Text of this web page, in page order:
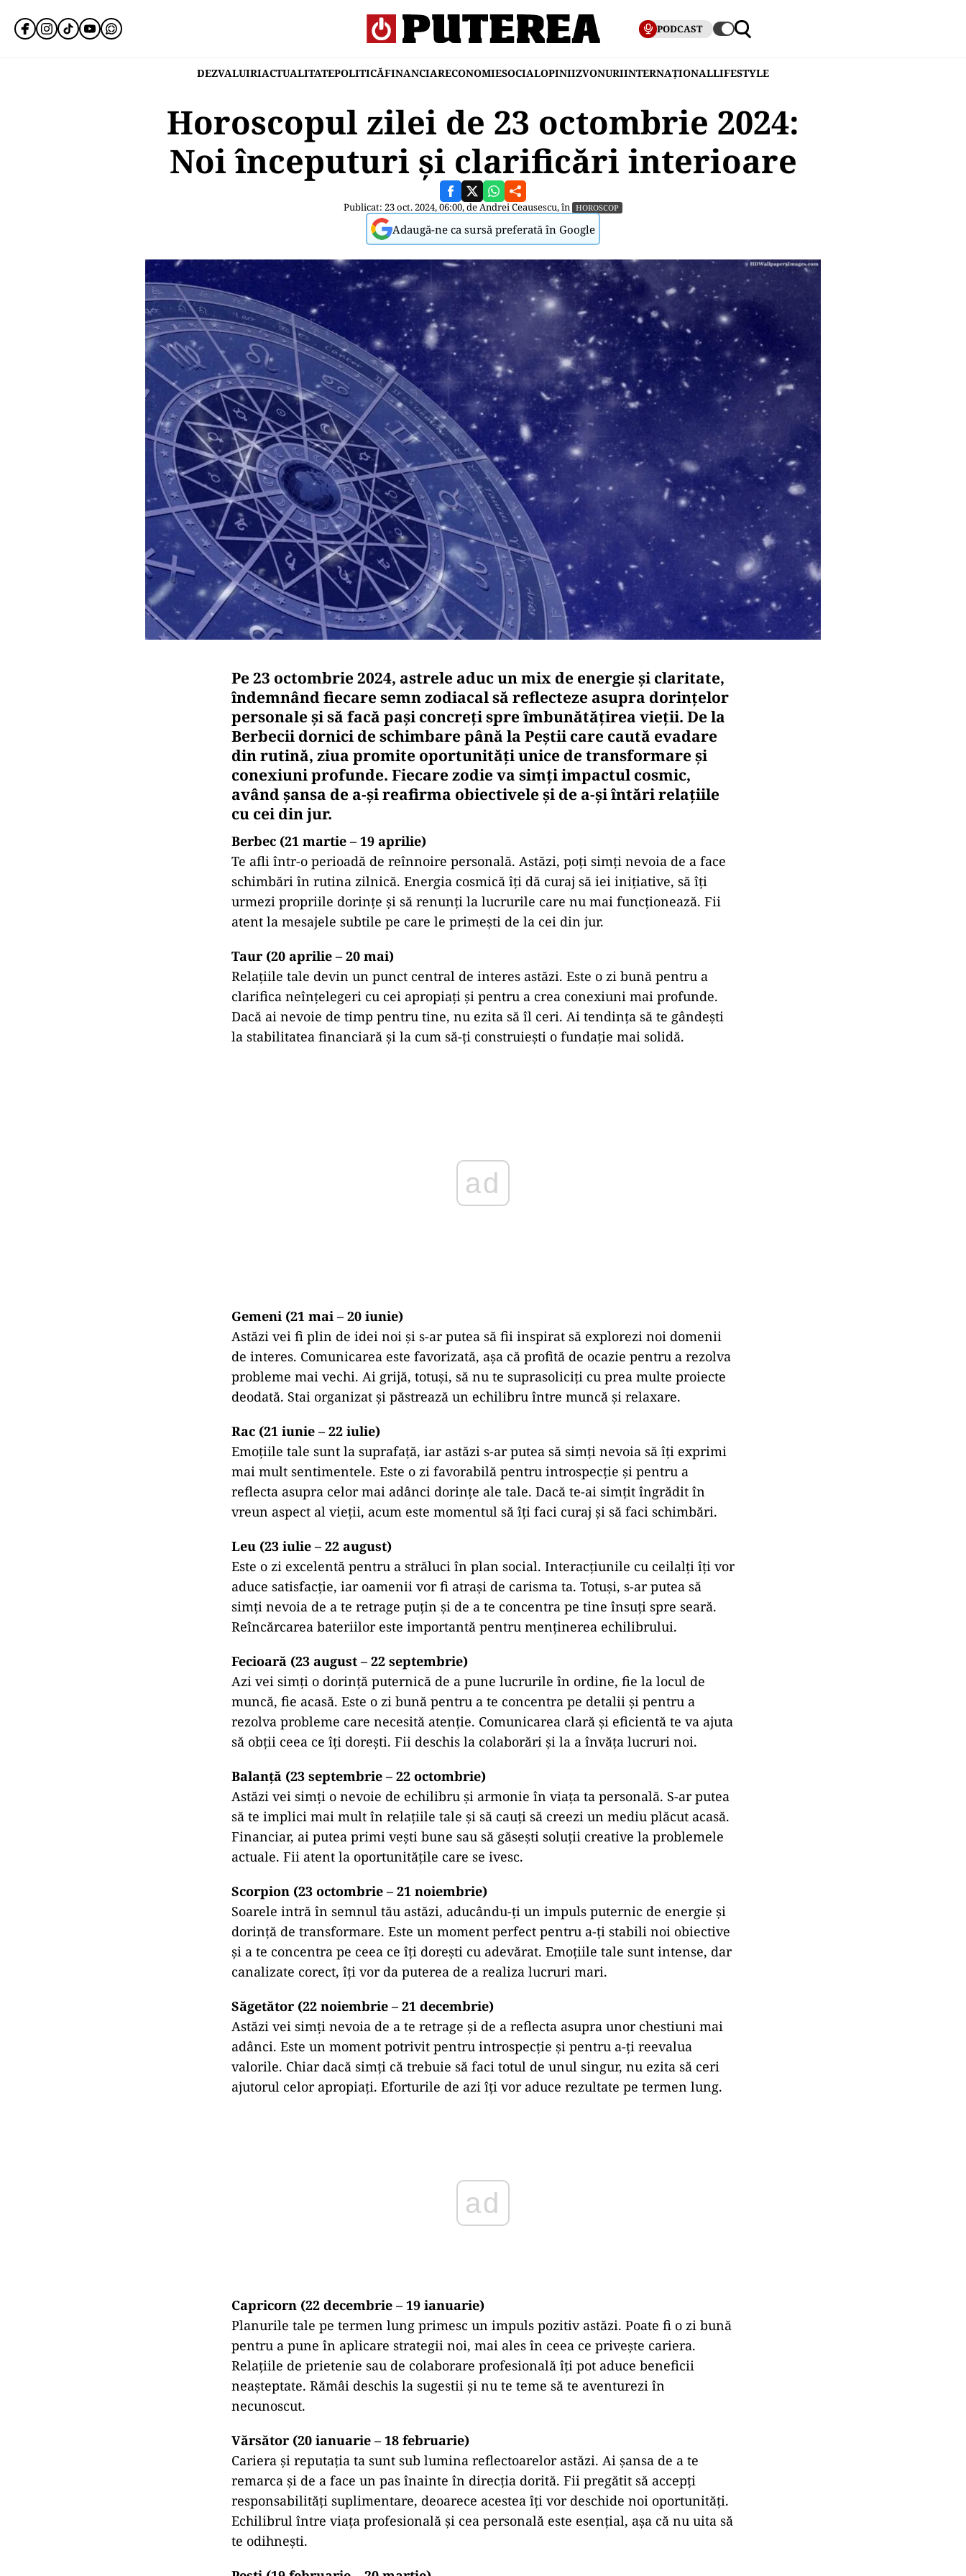
PODCAST
DEZVALUIRIACTUALITATEPOLITICĂFINANCIARECONOMIESOCIALOPINIIZVONURIINTERNAȚIONALLIFESTYLE
Horoscopul zilei de 23 octombrie 2024:
Noi începuturi și clarificări interioare
Publicat: 23 oct. 2024, 06:00, deAndrei Ceausescu, în HOROSCOP
Adaugă-ne ca sursă preferată în Google
Pe 23 octombrie 2024, astrele aduc un mix de energie și claritate,
îndemnând fiecare semn zodiacal să reflecteze asupra dorințelor
personale și să facă pași concreți spre îmbunătățirea vieții. De la
Berbecii dornici de schimbare până la Peștii care caută evadare
din rutină, ziua promite oportunități unice de transformare și
conexiuni profunde. Fiecare zodie va simți impactul cosmic,
având șansa de a-și reafirma obiectivele și de a-și întări relațiile
cu cei din jur.
Berbec (21 martie – 19 aprilie)
Te afli într-o perioadă de reînnoire personală. Astăzi, poți simți nevoia de a face
schimbări în rutina zilnică. Energia cosmică îți dă curaj să iei inițiative, să îți
urmezi propriile dorințe și să renunți la lucrurile care nu mai funcționează. Fii
atent la mesajele subtile pe care le primești de la cei din jur.
Taur (20 aprilie – 20 mai)
Relațiile tale devin un punct central de interes astăzi. Este o zi bună pentru a
clarifica neînțelegeri cu cei apropiați și pentru a crea conexiuni mai profunde.
Dacă ai nevoie de timp pentru tine, nu ezita să îl ceri. Ai tendința să te gândești
la stabilitatea financiară și la cum să-ți construiești o fundație mai solidă.
Gemeni (21 mai – 20 iunie)
Astăzi vei fi plin de idei noi și s-ar putea să fii inspirat să explorezi noi domenii
de interes. Comunicarea este favorizată, așa că profită de ocazie pentru a rezolva
probleme mai vechi. Ai grijă, totuși, să nu te suprasoliciți cu prea multe proiecte
deodată. Stai organizat și păstrează un echilibru între muncă și relaxare.
Rac (21 iunie – 22 iulie)
Emoțiile tale sunt la suprafață, iar astăzi s-ar putea să simți nevoia să îți exprimi
mai mult sentimentele. Este o zi favorabilă pentru introspecție și pentru a
reflecta asupra celor mai adânci dorințe ale tale. Dacă te-ai simțit îngrădit în
vreun aspect al vieții, acum este momentul să îți faci curaj și să faci schimbări.
Leu (23 iulie – 22 august)
Este o zi excelentă pentru a străluci în plan social. Interacțiunile cu ceilalți îți vor
aduce satisfacție, iar oamenii vor fi atrași de carisma ta. Totuși, s-ar putea să
simți nevoia de a te retrage puțin și de a te concentra pe tine însuți spre seară.
Reîncărcarea bateriilor este importantă pentru menținerea echilibrului.
Fecioară (23 august – 22 septembrie)
Azi vei simți o dorință puternică de a pune lucrurile în ordine, fie la locul de
muncă, fie acasă. Este o zi bună pentru a te concentra pe detalii și pentru a
rezolva probleme care necesită atenție. Comunicarea clară și eficientă te va ajuta
să obții ceea ce îți dorești. Fii deschis la colaborări și la a învăța lucruri noi.
Balanță (23 septembrie – 22 octombrie)
Astăzi vei simți o nevoie de echilibru și armonie în viața ta personală. S-ar putea
să te implici mai mult în relațiile tale și să cauți să creezi un mediu plăcut acasă.
Financiar, ai putea primi vești bune sau să găsești soluții creative la problemele
actuale. Fii atent la oportunitățile care se ivesc.
Scorpion (23 octombrie – 21 noiembrie)
Soarele intră în semnul tău astăzi, aducându-ți un impuls puternic de energie și
dorință de transformare. Este un moment perfect pentru a-ți stabili noi obiective
și a te concentra pe ceea ce îți dorești cu adevărat. Emoțiile tale sunt intense, dar
canalizate corect, îți vor da puterea de a realiza lucruri mari.
Săgetător (22 noiembrie – 21 decembrie)
Astăzi vei simți nevoia de a te retrage și de a reflecta asupra unor chestiuni mai
adânci. Este un moment potrivit pentru introspecție și pentru a-ți reevalua
valorile. Chiar dacă simți că trebuie să faci totul de unul singur, nu ezita să ceri
ajutorul celor apropiați. Eforturile de azi îți vor aduce rezultate pe termen lung.
ad
Capricorn (22 decembrie – 19 ianuarie)
Planurile tale pe termen lung primesc un impuls pozitiv astăzi. Poate fi o zi bună
pentru a pune în aplicare strategii noi, mai ales în ceea ce privește cariera.
Relațiile de prietenie sau de colaborare profesională îți pot aduce beneficii
neașteptate. Rămâi deschis la sugestii și nu te teme să te aventurezi în
necunoscut.
Vărsător (20 ianuarie – 18 februarie)
Cariera și reputația ta sunt sub lumina reflectoarelor astăzi. Ai șansa de a te
remarca și de a face un pas înainte în direcția dorită. Fii pregătit să accepți
responsabilități suplimentare, deoarece acestea îți vor deschide noi oportunități.
Echilibrul între viața profesională și cea personală este esențial, așa că nu uita să
te odihnești.